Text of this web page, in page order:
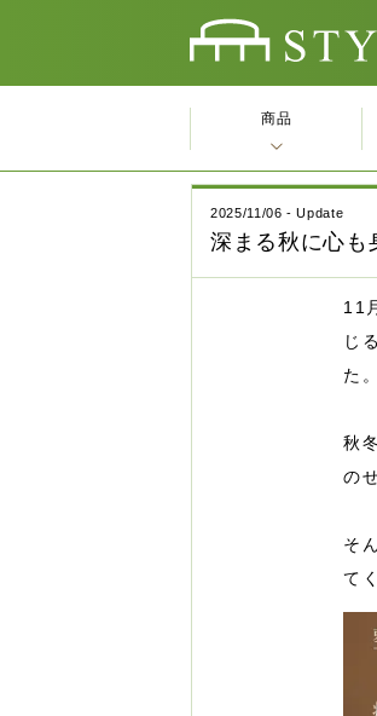
2025/11/06 - Update
深まる秋に心も
11
じ
た。
秋
の
そ
て
商品